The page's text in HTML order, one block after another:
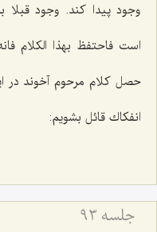
وجود پیدا كند. وجود
است فاحتفظ بهذا الکلام
حصل كلام مرحوم آخوند در
انفكاك قائل بشویم:
جلسه ۹۳